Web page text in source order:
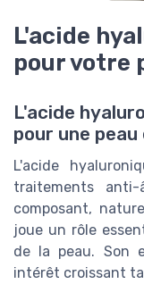
L'acide
pour votre
L'acide
pour une
L'acide
traitements
composant,
joue un rôle
de la peau. Son
intérêt croissant